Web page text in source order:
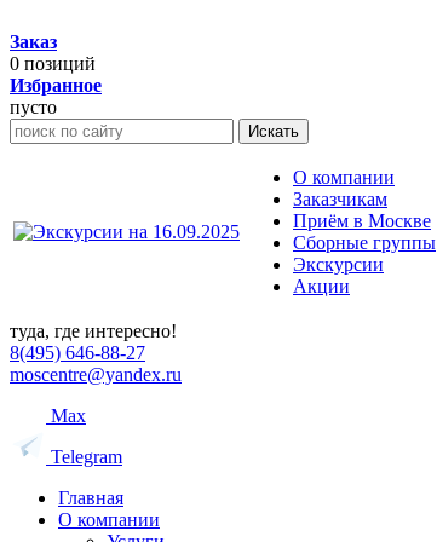
Заказ
0 позиций
Избранное
пусто
Искать
О компании
Заказчикам
Приём в Москве
Сборные группы
Экскурсии
Акции
туда, где интересно!
8(495) 646-88-27
moscentre@yandex.ru
Max
Telegram
Главная
О компании